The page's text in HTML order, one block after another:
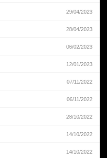
29/04/2023
28/04/2023
06/02/2023
12/01/2023
07/11/2022
06/11/2022
28/10/2022
14/10/2022
14/10/2022